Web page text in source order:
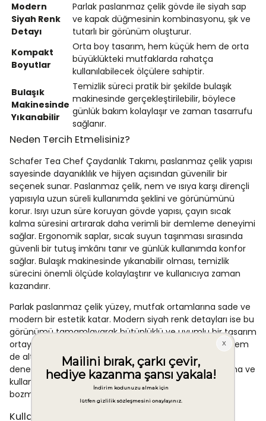
Modern
Siyah Renk
Detayı
Parlak paslanmaz çelik gövde ile siyah sap
ve kapak düğmesinin kombinasyonu, şık ve
tutarlı bir görünüm oluşturur.
Kompakt
Boyutlar
Orta boy tasarım, hem küçük hem de orta
büyüklükteki mutfaklarda rahatça
kullanılabilecek ölçülere sahiptir.
Bulaşık
Makinesinde
Yıkanabilir
Temizlik süreci pratik bir şekilde bulaşık
makinesinde gerçekleştirilebilir, böylece
günlük bakım kolaylaşır ve zaman tasarrufu
sağlanır.
Neden Tercih Etmelisiniz?
Schafer Tea Chef Çaydanlık Takımı, paslanmaz çelik yapısı
sayesinde dayanıklılık ve hijyen açısından güvenilir bir
seçenek sunar. Paslanmaz çelik, nem ve ısıya karşı dirençli
yapısıyla uzun süreli kullanımda şeklini ve görünümünü
korur. Isıyı uzun süre koruyan gövde yapısı, çayın sıcak
kalma süresini artırarak daha verimli bir demleme deneyimi
sağlar. Ergonomik saplar, sıcak suyun taşınması sırasında
güvenli bir tutuş imkânı tanır ve günlük kullanımda konfor
sağlar. Bulaşık makinesinde yıkanabilir olması, temizlik
sürecini önemli ölçüde kolaylaştırır ve kullanıcıya zaman
kazandırır.
Parlak paslanmaz çelik yüzey, mutfak ortamlarına sade ve
modern bir estetik katar. Modern siyah renk detayları ise bu
görünümü tamamlayarak bütünlüklü ve uyumlu bir tasarım
ortaya koyar. Dört parçalı set yapısı, hem üst demliği hem
de alt suluğu kapsayarak eksiksiz bir çay hazırlama
deneyimi sunar. Kompakt boyutları sayesinde depolama ve
kullanım pratikliği de gözetilmiş olup mutfak düzenini
bozmadan kolaylıkla yerleştirilebilir.
Kullanım Alanları